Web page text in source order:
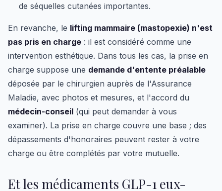
de séquelles cutanées importantes.
En revanche, le lifting mammaire (mastopexie) n'est
pas pris en charge : il est considéré comme une
intervention esthétique. Dans tous les cas, la prise en
charge suppose une demande d'entente préalable
déposée par le chirurgien auprès de l'Assurance
Maladie, avec photos et mesures, et l'accord du
médecin-conseil (qui peut demander à vous
examiner). La prise en charge couvre une base ; des
dépassements d'honoraires peuvent rester à votre
charge ou être complétés par votre mutuelle.
Et les médicaments GLP-1 eux-